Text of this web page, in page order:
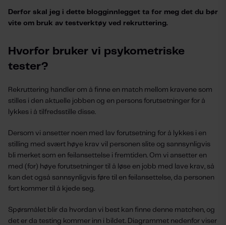
Derfor skal jeg i dette blogginnlegget ta for meg det du bør
vite om bruk av testverktøy ved rekruttering.
Hvorfor bruker vi psykometriske
tester?
Rekruttering handler om å finne en match mellom kravene som
stilles i den aktuelle jobben og en persons forutsetninger for å
lykkes i å tilfredsstille disse.
Dersom vi ansetter noen med lav forutsetning for å lykkes i en
stilling med svært høye krav vil personen slite og sannsynligvis
bli merket som en feilansettelse i fremtiden. Om vi ansetter en
med (for) høye forutsetninger til å løse en jobb med lave krav, så
kan det også sannsynligvis føre til en feilansettelse, da personen
fort kommer til å kjede seg.
Spørsmålet blir da hvordan vi best kan finne denne matchen, og
det er da testing kommer inn i bildet. Diagrammet nedenfor viser